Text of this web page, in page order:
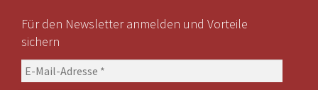
Für den Newsletter anmelden und Vorteile
sichern